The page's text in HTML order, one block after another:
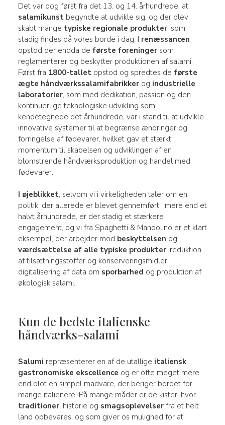
Det var dog først fra det 13. og 14. århundrede, at
salamikunstbegyndte at udvikle sig, og der blev
skabt mange typiske regionale produkter, som
stadig findes på vores borde i dag. I renæssancen
opstod der endda de første foreningersom
reglamenterer og beskytter produktionen af salami.
Først fra 1800-talletopstod og spredtes de første
ægte håndværkssalamifabrikkerog industrielle
laboratorier, som med dedikation, passion og den
kontinuerlige teknologiske udvikling som
kendetegnede det århundrede, var i stand til at udvikle
innovative systemer til at begrænse ændringer og
forringelse af fødevarer, hvilket gav et stærkt
momentum til skabelsen og udviklingen af en
blomstrende håndværksproduktion og handel med
fødevarer.
I øjeblikket, selvom vi i virkeligheden taler om en
politik, der allerede er blevet gennemført i mere end et
halvt århundrede, er der stadig et stærkere
engagement, og vi fra Spaghetti & Mandolino er et klart
eksempel, der arbejder mod beskyttelsen og
værdsættelse af alle typiske produkter, reduktion
af tilsætningsstoffer og konserveringsmidler,
digitalisering af data om sporbarhed og produktion af
økologisk salami.
Kun de bedste italienske
håndværks-salami
Salumi repræsenterer en af de utallige italiensk
gastronomiske ekscellence og er ofte meget mere
end blot en simpel madvare, der beriger bordet for
mange italienere. På mange måder er de kister, hvor
traditioner, historie og smagsoplevelserfra et helt
land opbevares, og som giver os mulighed for at